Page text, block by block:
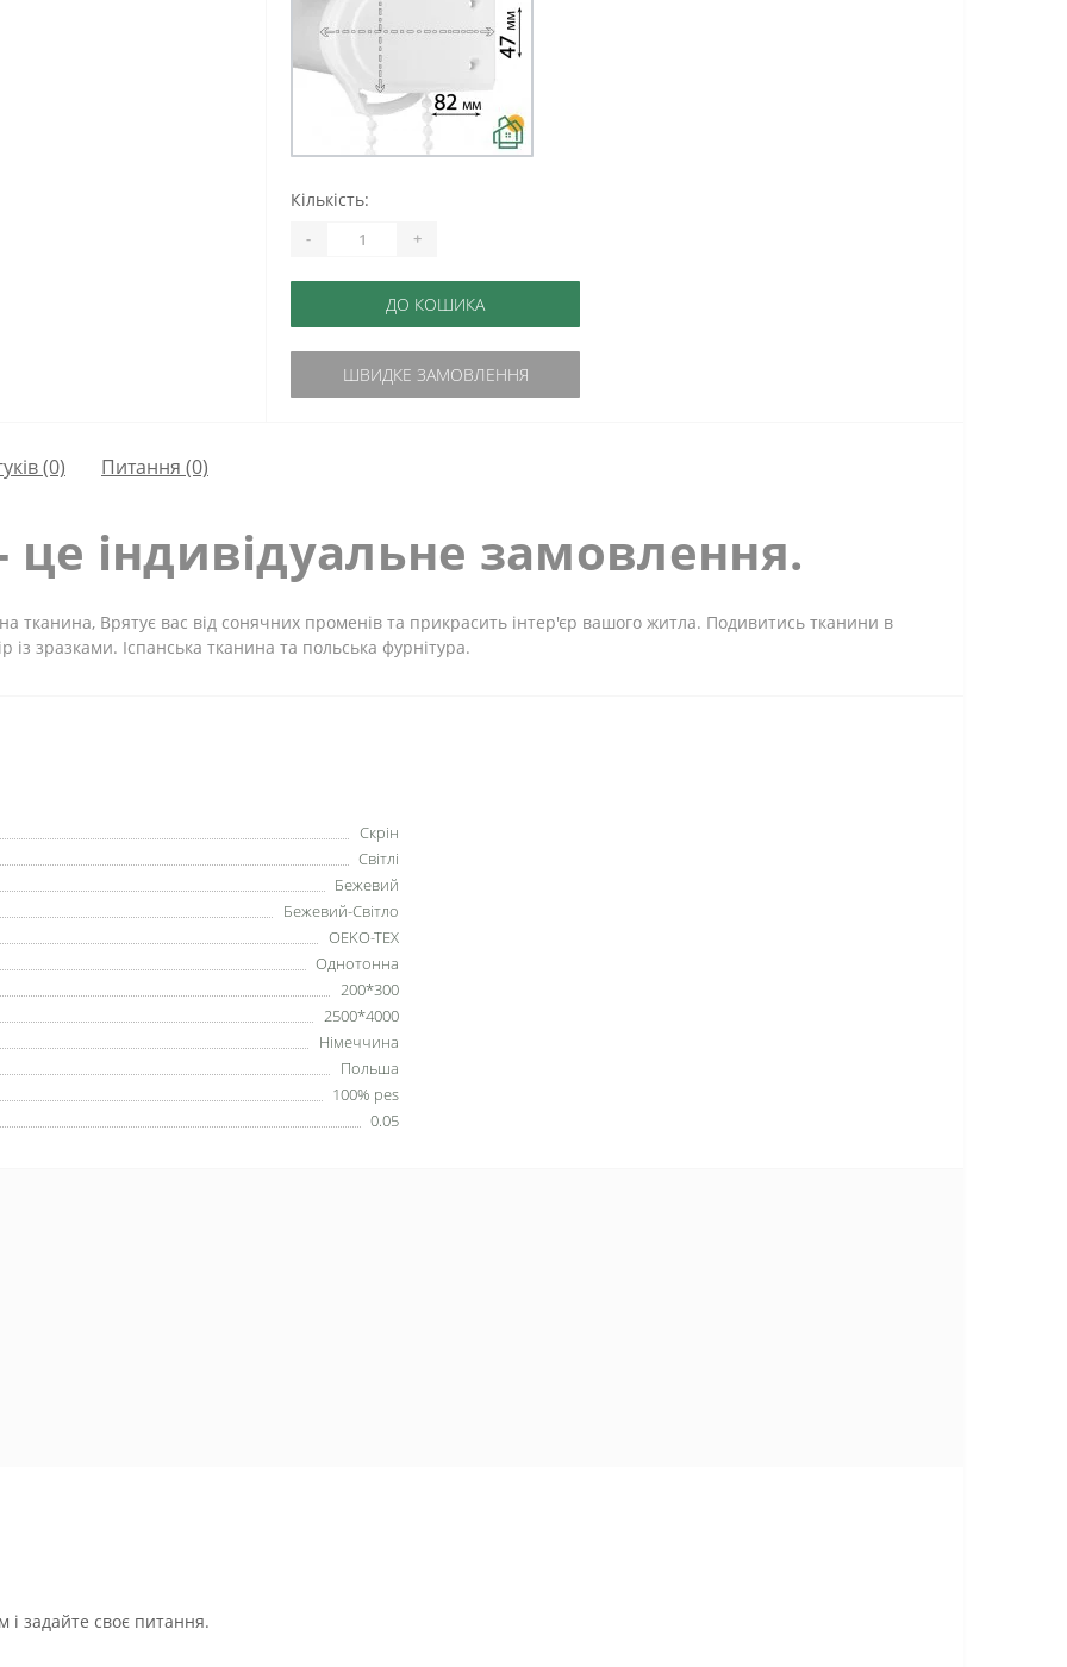
Кількість:
- +
ДО КОШИКА
ШВИДКЕ ЗАМОВЛЕННЯ
(0) Питання (0)
індивідуальне замовлення.
тканина, Врятує вас від сонячних променів та прикрасить інтер'єр вашого житла. Подивитись тканини в
зразками. Іспанська тканина та польська фурнітура.
Скрін
Світлі
Бежевий
Бежевий-Світло
OEKO-TEX
Однотонна
200*300
2500*4000
Німеччина
Польша
100% pes
0.05
задайте своє питання.